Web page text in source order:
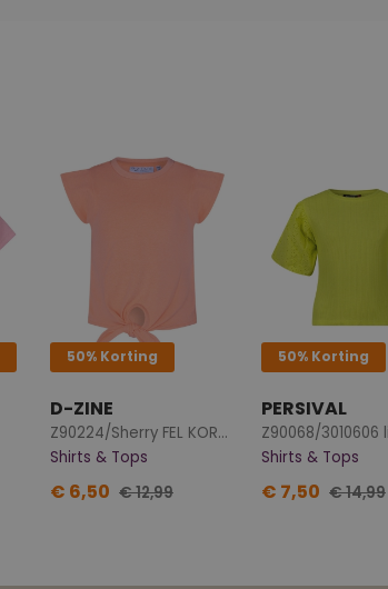
50% Korting
D-ZINE
Z90224/Sherry FEL KORAAL
Shirts & Tops
€ 6,50 € 12,99
50% Korting
PERSIVAL
Z90068/3010606
Shirts & Tops
€ 7,50 € 14,99